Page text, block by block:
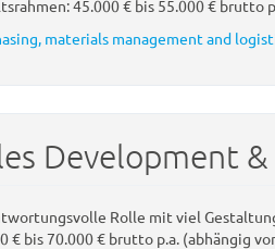
45.000 € bis 55.000 € brutto
materials management and
Development
Rolle mit viel
€ bis 70.000 € brutto p.a. (abhängig